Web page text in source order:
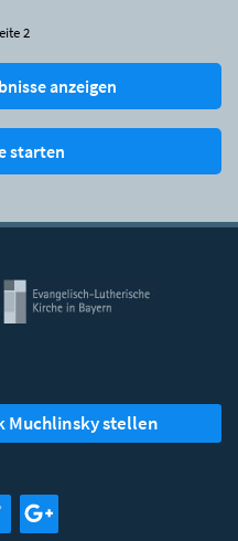
2
anzeigen
starten
Muchlinsky stellen